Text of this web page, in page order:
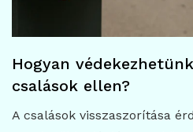
Hogyan
csalások ellen?
A csalások visszaszorítása